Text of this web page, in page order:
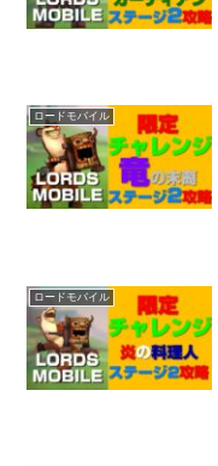
ロードモバイル
ロードモバイル